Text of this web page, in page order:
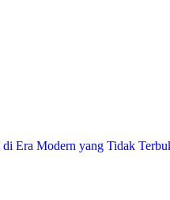
Era Modern yang Tidak